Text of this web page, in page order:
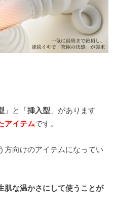
」と「挿入型 」があります
アイテムです。
方向けのアイテムになってい
肌な温かさにして使うことが